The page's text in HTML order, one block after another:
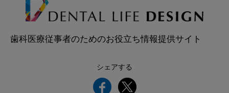
歯科医療従事者のためのお役立ち情報提供サイト
シェアする